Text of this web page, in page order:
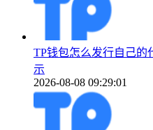
TP钱包怎么发行自己的
示
2026-08-08 09:29:01